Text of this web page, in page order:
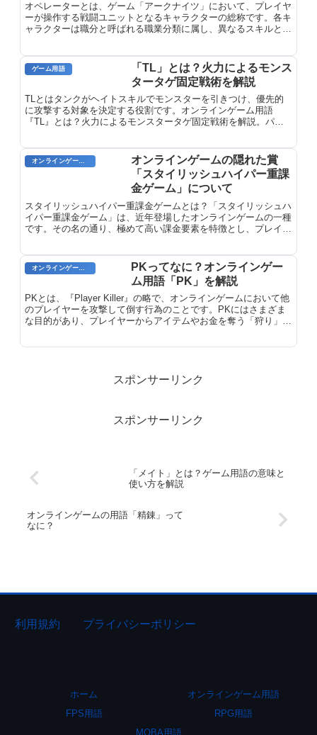
オペレーターとは、ゲーム「アークナイツ」において、プレイヤ
ーが操作する戦闘ユニットとなるキャラクターの総称です。各キ
ャラクターは職分と呼ばれる職業分類に属し、異なるスキルと特
ゲーム用語
「TL」とは？火力によるモンス
タータゲ固定戦術を解説
TLとはタンクがヘイトスキルでモンスターを引きつけ、優先的
に攻撃する対象を決定する役割です。オンラインゲーム用語
『TL』とは？火力によるモンスタータゲ固定戦術を解説。パー
オンラインゲーム用語
オンラインゲームの隠れた賞
「スタイリッシュハイパー重課
金ゲーム」について
スタイリッシュハイパー重課金ゲームとは？「スタイリッシュハ
イパー重課金ゲーム」は、近年登場したオンラインゲームの一種
です。その名の通り、極めて高い課金要素を特徴とし、プレイヤ
だけでなく、独特のスタイリッシュなビジュアルや派手な演出で
プレイヤーを魅了します。
PKってなに？オンラインゲー
ム用語「PK」を解説
PKとは、『Player Killer』の略で、オンラインゲームにおいて他
のプレイヤーを攻撃して倒す行為のことです。PKにはさまざま
な目的があり、プレイヤーからアイテムやお金を奪う「狩り」、
スポンサーリンク
スポンサーリンク
「メイト」とは？ゲーム用語の意味と
使い方を解説
オンラインゲームの用語「精錬」って
なに？
利用規約 プライバシーポリシー
ホーム
オンラインゲーム用語
FPS用語
RPG用語
MOBA用語